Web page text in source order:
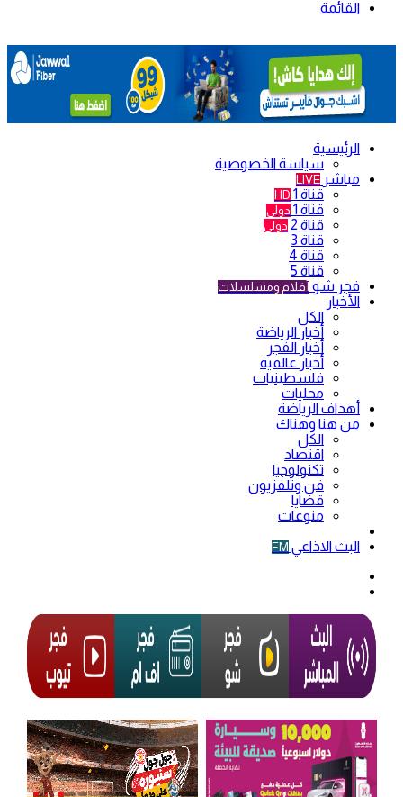
القائمة
الرئيسية
سياسة الخصوصية
مباشر LIVE
قناة 1 HD
قناة 1 دولي
قناة 2 دولي
قناة 3
قناة 4
قناة 5
فجر شو أفلام ومسلسلات
الأخبار
الكل
أخبار الرياضة
أخبار الفجر
أخبار عالمية
فلسطينيات
محليات
أهداف الرياضة
من هنا وهناك
الكل
اقتصاد
تكنولوجيا
فن وتلفزيون
قضايا
منوعات
البث الاذاعي FM